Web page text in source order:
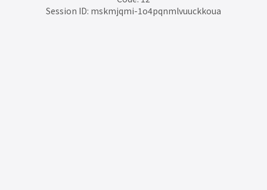
Session ID: mskmjqmi-1o4pqnmlvuuckkoua